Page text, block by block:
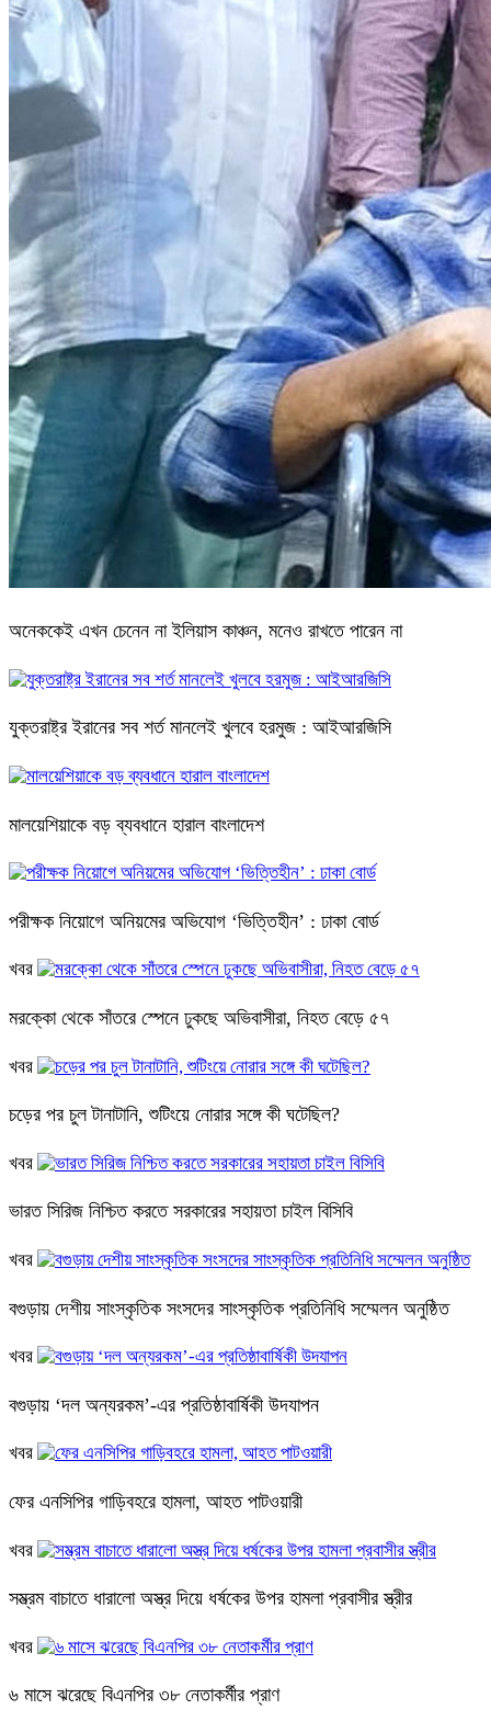
অনেককেই এখন চেনেন না ইলিয়াস কাঞ্চন, মনেও রাখতে পারেন না
যুক্তরাষ্ট্র ইরানের সব শর্ত মানলেই খুলবে হরমুজ : আইআরজিসি
মালয়েশিয়াকে বড় ব্যবধানে হারাল বাংলাদেশ
পরীক্ষক নিয়োগে অনিয়মের অভিযোগ ‘ভিত্তিহীন’ : ঢাকা বোর্ড
খবর
মরক্কো থেকে সাঁতরে স্পেনে ঢুকছে অভিবাসীরা, নিহত বেড়ে ৫৭
খবর
চড়ের পর চুল টানাটানি, শুটিংয়ে নোরার সঙ্গে কী ঘটেছিল?
খবর
ভারত সিরিজ নিশ্চিত করতে সরকারের সহায়তা চাইল বিসিবি
খবর
বগুড়ায় দেশীয় সাংস্কৃতিক সংসদের সাংস্কৃতিক প্রতিনিধি সম্মেলন অনুষ্ঠিত
খবর
বগুড়ায় ‘দল অন্যরকম’-এর প্রতিষ্ঠাবার্ষিকী উদযাপন
খবর
ফের এনসিপির গাড়িবহরে হামলা, আহত পাটওয়ারী
খবর
সম্ভ্রম বাচাতে ধারালো অস্ত্র দিয়ে ধর্ষকের উপর হামলা প্রবাসীর স্ত্রীর
খবর
৬ মাসে ঝরেছে বিএনপির ৩৮ নেতাকর্মীর প্রাণ